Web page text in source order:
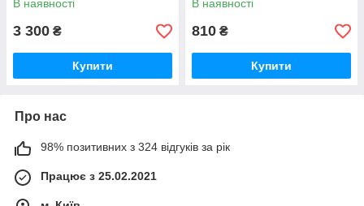
В наявності
3 300 ₴
Купити
В наявності
810 ₴
Купити
Про нас
98% позитивних з 324 відгуків за рік
Працює з 25.02.2021